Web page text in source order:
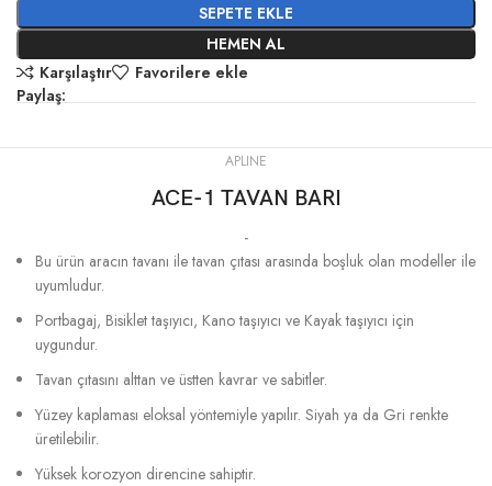
SEPETE EKLE
HEMEN AL
Karşılaştır
Favorilere ekle
Paylaş:
APLINE
ACE-1 TAVAN BARI
-
Bu ürün aracın tavanı ile tavan çıtası arasında boşluk olan modeller ile
uyumludur.
Portbagaj, Bisiklet taşıyıcı, Kano taşıyıcı ve Kayak taşıyıcı için
uygundur.
Tavan çıtasını alttan ve üstten kavrar ve sabitler.
Yüzey kaplaması eloksal yöntemiyle yapılır. Siyah ya da Gri renkte
üretilebilir.
Yüksek korozyon direncine sahiptir.